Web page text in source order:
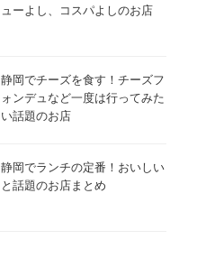
ューよし、コスパよしのお店
静岡でチーズを食す！チーズフ
ォンデュなど一度は行ってみた
い話題のお店
静岡でランチの定番！おいしい
と話題のお店まとめ